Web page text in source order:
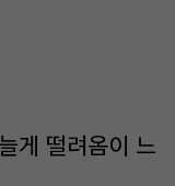
게 떨려옴이 느